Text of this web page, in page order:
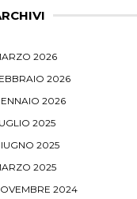
2026
2026
2026
2025
2025
2025
2024